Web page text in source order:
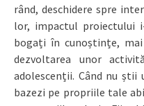
rând, deschidere spre
lor, impactul proiectului
bogați în cunoștințe,
dezvoltarea unor
adolescenții. Când nu știi
bazezi pe propriile tale